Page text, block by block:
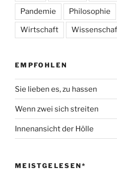
Pandemie Philosophie
Wirtschaft
EMPFOHLEN
Sie lieben es, zu hassen
Wenn zwei sich streiten
Innenansicht der Hölle
MEISTGELESEN*